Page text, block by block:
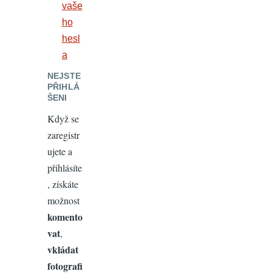
vaše
ho
hesl
a
NEJSTE
PŘIHLÁ
ŠENI
Když se
zaregistr
ujete a
přihlásíte
, získáte
možnost
komento
vat,
vkládat
fotografi